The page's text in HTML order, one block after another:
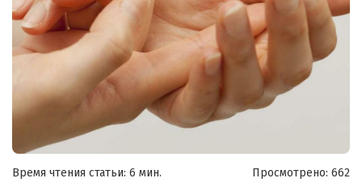
Время чтения статьи: 6 мин. Просмотрено: 662
Я согласен на обработку моих персональных данных